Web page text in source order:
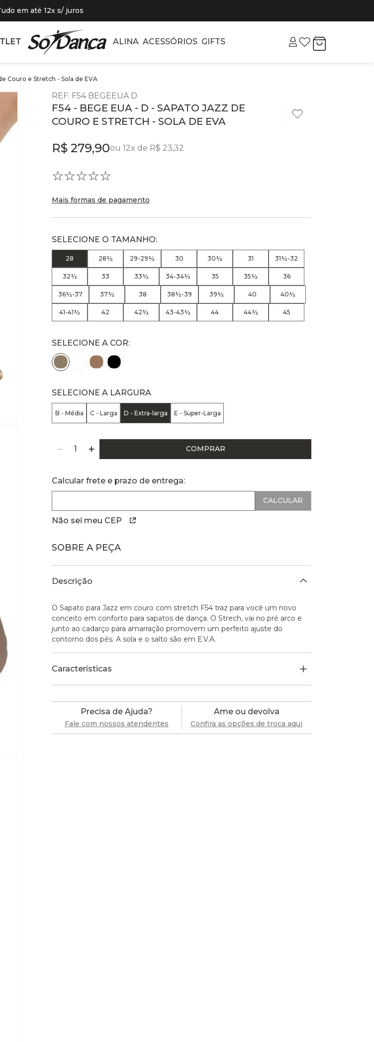
em até 12x s/ juros
ALINA ACESSÓRIOS GIFTS
Couro e Stretch - Sola de EVA
REF: F54 BEGEEUA D
F54 - BEGE EUA - D - SAPATO JAZZ DE
COURO E STRETCH - SOLA DE EVA
R$ 279,90ou 12x de R$ 23,32
☆☆☆☆☆
Mais formas de pagamento
28 28½ 29-29½ 30 30½ 31 31½-32
32½ 33 33½ 34-34½ 35 35½ 36
36½-37 37½ 38 38½-39 39½ 40 40½
41-41½ 42 42½ 43-43½ 44 44½ 45
SELECIONE A COR:
SELECIONE A LARGURA
B - Média C - Larga D - Extra-larga E - Super-Larga
COMPRAR
Calcular frete e prazo de entrega:
Não sei meu CEP
SOBRE A PEÇA
Descrição
O Sapato para Jazz em couro com stretch F54 traz para você um novo
conceito em conforto para sapatos de dança. O Strech, vai no pré arco e
junto ao cadarço para amarração promovem um perfeito ajuste do
contorno dos pés. A sola e o salto são em E.V.A.
Características
Precisa de Ajuda?
Fale com nossos atendentes
Ame ou devolva
Confira as opções de troca aqui